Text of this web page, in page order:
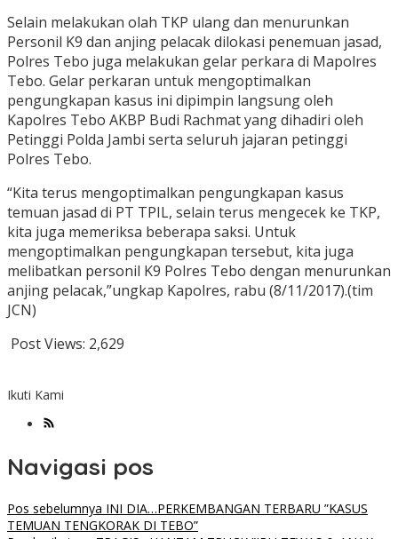
Selain melakukan olah TKP ulang dan menurunkan
Personil K9 dan anjing pelacak dilokasi penemuan jasad,
Polres Tebo juga melakukan gelar perkara di Mapolres
Tebo. Gelar perkaran untuk mengoptimalkan
pengungkapan kasus ini dipimpin langsung oleh
Kapolres Tebo AKBP Budi Rachmat yang dihadiri oleh
Petinggi Polda Jambi serta seluruh jajaran petinggi
Polres Tebo.
“Kita terus mengoptimalkan pengungkapan kasus
temuan jasad di PT TPIL, selain terus mengecek ke TKP,
kita juga memeriksa beberapa saksi. Untuk
mengoptimalkan pengungkapan tersebut, kita juga
melibatkan personil K9 Polres Tebo dengan menurunkan
anjing pelacak,”ungkap Kapolres, rabu (8/11/2017).(tim
JCN)
Post Views: 2,629
Ikuti Kami
Navigasi pos
Pos sebelumnya INI DIA…PERKEMBANGAN TERBARU ”KASUS
TEMUAN TENGKORAK DI TEBO”